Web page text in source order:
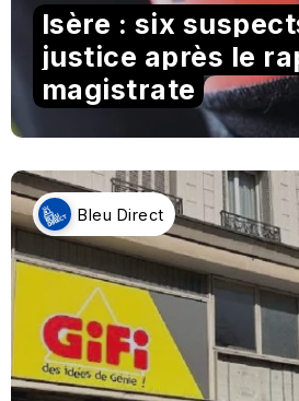
Isère : six
justice après le
magistrate
Bleu Direct